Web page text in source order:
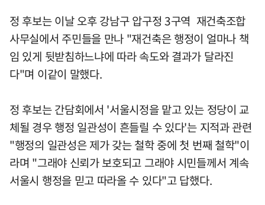
정 후보는 이날 오후 강남구 압구정 3구역 재건축조합
사무실에서 주민들을 만나 "재건축은 행정이 얼마나 책
임 있게 뒷받침하느냐에 따라 속도와 결과가 달라진
다"며 이같이 말했다.
정 후보는 간담회에서 '서울시정을 맡고 있는 정당이 교
체될 경우 행정 일관성이 흔들릴 수 있다'는 지적과 관련
"행정의 일관성은 제가 갖는 철학 중에 첫 번째 철학"이
라며 "그래야 신뢰가 보호되고 그래야 시민들께서 계속
서울시 행정을 믿고 따라올 수 있다"고 답했다.